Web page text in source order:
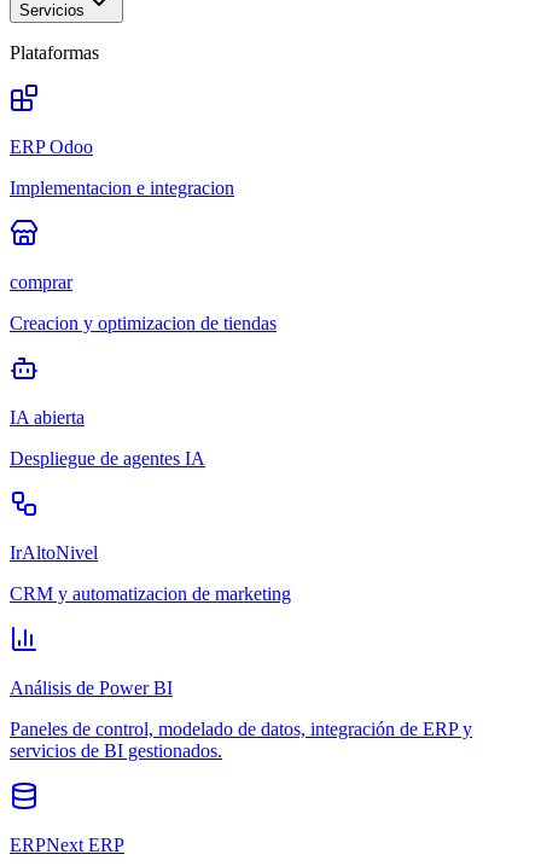
Servicios
Plataformas
ERP Odoo
Implementacion e integracion
comprar
Creacion y optimizacion de tiendas
IA abierta
Despliegue de agentes IA
IrAltoNivel
CRM y automatizacion de marketing
Análisis de Power BI
Paneles de control, modelado de datos, integración de ERP y
servicios de BI gestionados.
ERPNext ERP